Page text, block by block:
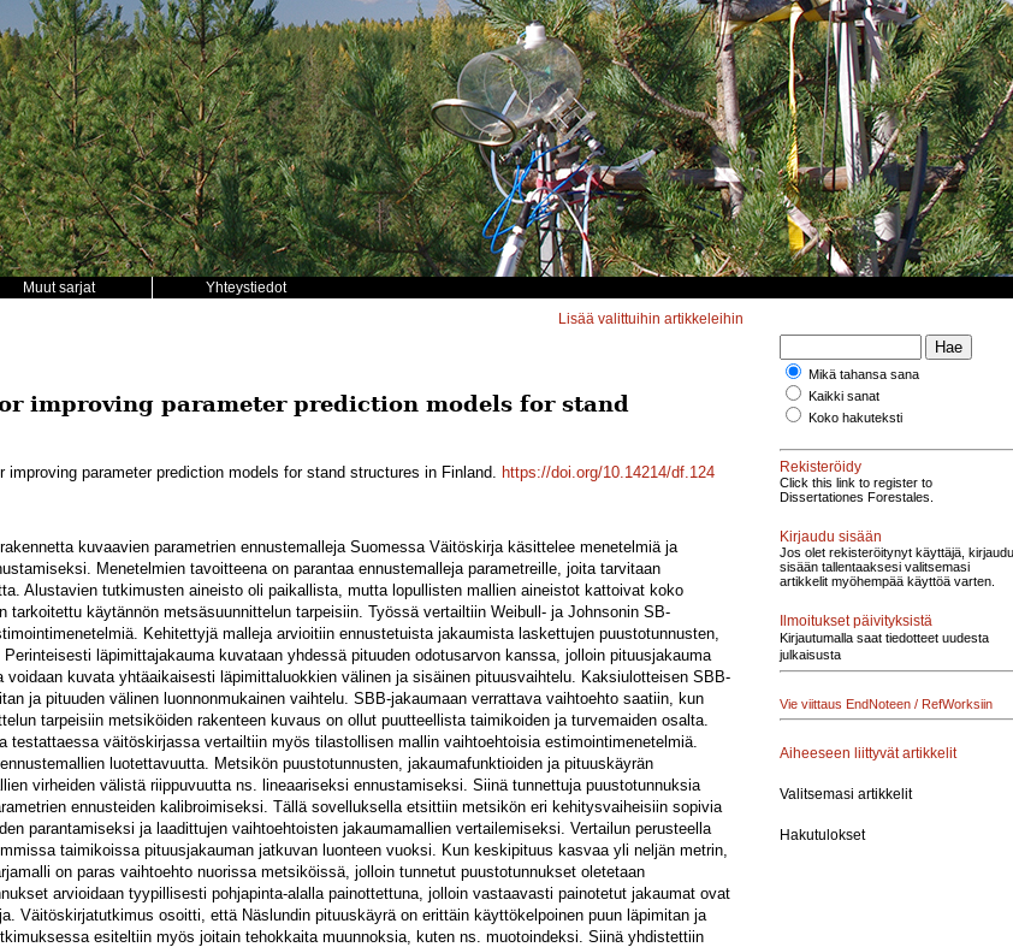
Muut sarjat Yhteystiedot
Lisää valittuihin artikkeleihin
improving parameter prediction models for stand
improving parameter prediction models for stand structures in Finland. https://doi.org/10.14214/df.124
kuvaavien parametrien ennustemalleja Suomessa Väitöskirja käsittelee menetelmiä ja
Menetelmien tavoitteena on parantaa ennustemalleja parametreille, joita tarvitaan
Alustavien tutkimusten aineisto oli paikallista, mutta lopullisten mallien aineistot kattoivat koko
käytännön metsäsuunnittelun tarpeisiin. Työssä vertailtiin Weibull- ja Johnsonin SB-
Kehitettyjä malleja arvioitiin ennustetuista jakaumista laskettujen puustotunnusten,
läpimittajakauma kuvataan yhdessä pituuden odotusarvon kanssa, jolloin pituusjakauma
kuvata yhtäaikaisesti läpimittaluokkien välinen ja sisäinen pituusvaihtelu. Kaksiulotteisen SBB-
ja pituuden välinen luonnonmukainen vaihtelu. SBB-jakaumaan verrattava vaihtoehto saatiin, kun
tarpeisiin metsiköiden rakenteen kuvaus on ollut puutteellista taimikoiden ja turvemaiden osalta.
testattaessa väitöskirjassa vertailtiin myös tilastollisen mallin vaihtoehtoisia estimointimenetelmiä.
luotettavuutta. Metsikön puustotunnusten, jakaumafunktioiden ja pituuskäyrän
virheiden välistä riippuvuutta ns. lineaariseksi ennustamiseksi. Siinä tunnettuja puustotunnuksia
ennusteiden kalibroimiseksi. Tällä sovelluksella etsittiin metsikön eri kehitysvaiheisiin sopivia
parantamiseksi ja laadittujen vaihtoehtoisten jakaumamallien vertailemiseksi. Vertailun perusteella
taimikoissa pituusjakauman jatkuvan luonteen vuoksi. Kun keskipituus kasvaa yli neljän metrin,
on paras vaihtoehto nuorissa metsiköissä, jolloin tunnetut puustotunnukset oletetaan
arvioidaan tyypillisesti pohjapinta-alalla painottettuna, jolloin vastaavasti painotetut jakaumat ovat
Väitöskirjatutkimus osoitti, että Näslundin pituuskäyrä on erittäin käyttökelpoinen puun läpimitan ja
esiteltiin myös joitain tehokkaita muunnoksia, kuten ns. muotoindeksi. Siinä yhdistettiin
Mikä tahansa sana
Kaikki sanat
Koko hakuteksti
Rekisteröidy
Click this link to register to
Dissertationes Forestales.
Kirjaudu sisään
Jos olet rekisteröitynyt käyttäjä, kirjaudu
sisään tallentaaksesi valitsemasi
artikkelit myöhempää käyttöä varten.
Ilmoitukset päivityksistä
Kirjautumalla saat tiedotteet uudesta
julkaisusta
Vie viittaus EndNoteen / RefWorksiin
Aiheeseen liittyvät artikkelit
Valitsemasi artikkelit
Hakutulokset